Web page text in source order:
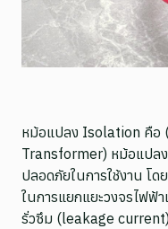
หม้อแปลง Isolation คือ
Transformer) หม้อแปล
ปลอดภัยในการใช้งาน โ
ในการแยกแยะวงจรไฟฟ้
รั่วซึม (leakage